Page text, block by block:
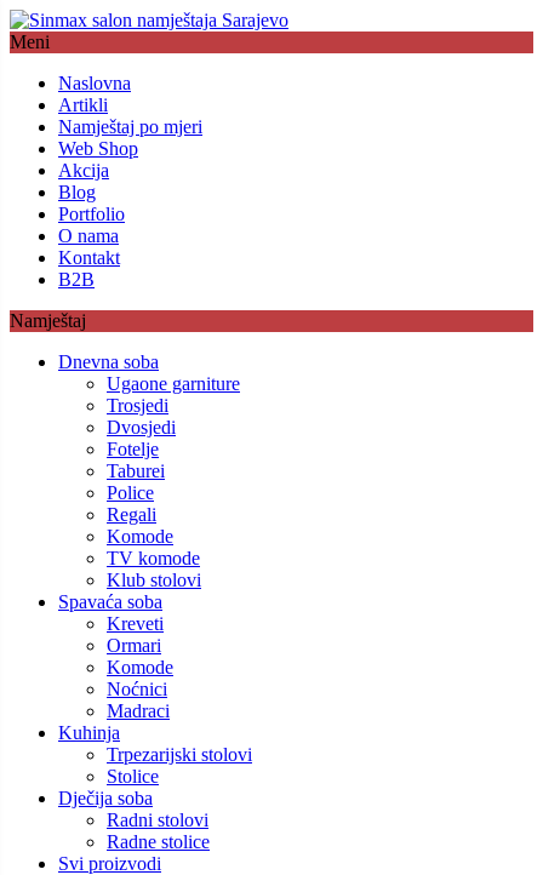
Meni
Naslovna
Artikli
Namještaj po mjeri
Web Shop
Akcija
Blog
Portfolio
O nama
Kontakt
B2B
Namještaj
Dnevna soba
Ugaone garniture
Trosjedi
Dvosjedi
Fotelje
Taburei
Police
Regali
Komode
TV komode
Klub stolovi
Spavaća soba
Kreveti
Ormari
Komode
Noćnici
Madraci
Kuhinja
Trpezarijski stolovi
Stolice
Dječija soba
Radni stolovi
Radne stolice
Svi proizvodi